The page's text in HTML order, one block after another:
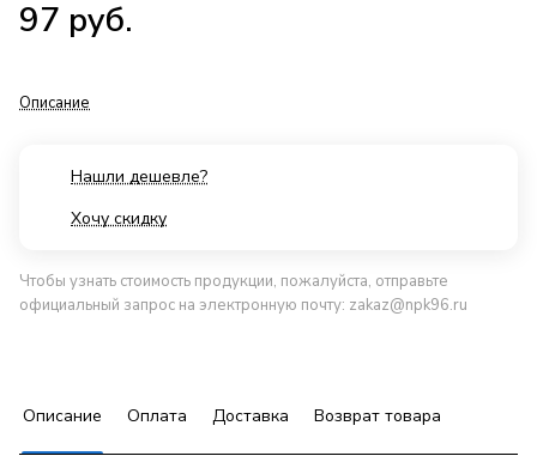
97 руб.
Описание
Нашли дешевле?
Хочу скидку
Чтобы узнать стоимость продукции, пожалуйста, отправьте
официальный запрос на электронную почту: zakaz@npk96.ru
Описание Оплата Доставка Возврат товара